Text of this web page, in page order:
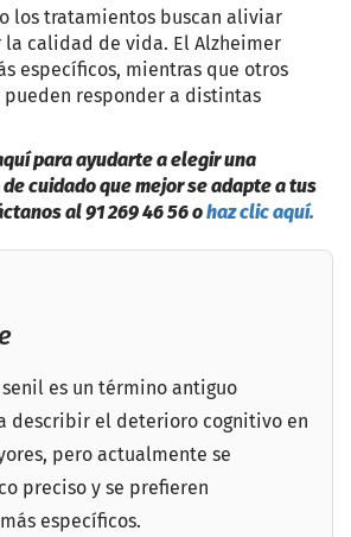
los tratamientos buscan aliviar
la calidad de vida. El Alzheimer
específicos, mientras que otros
responder a distintas
para ayudarte a elegir una
cuidado que mejor se adapte a tus
al 91 269 46 56 ohaz clic aquí.
es un término antiguo
describir el deterioro cognitivo en
pero actualmente se
preciso y se prefieren
específicos.